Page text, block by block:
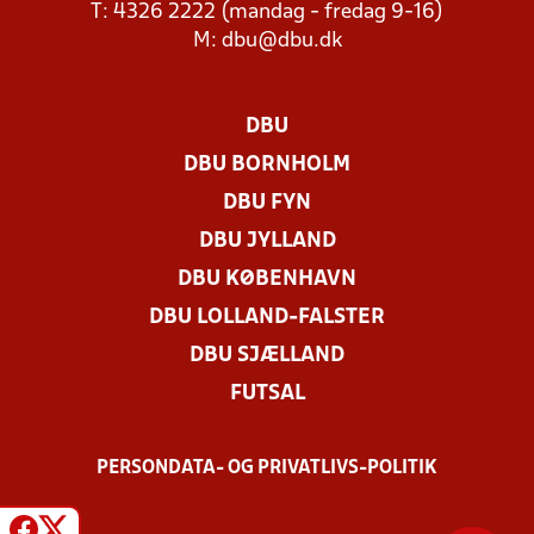
T: 4326 2222 (mandag - fredag 9-16)
M: dbu@dbu.dk
DBU
DBU BORNHOLM
DBU FYN
DBU JYLLAND
DBU KØBENHAVN
DBU LOLLAND-FALSTER
DBU SJÆLLAND
FUTSAL
PERSONDATA- OG PRIVATLIVS-POLITIK